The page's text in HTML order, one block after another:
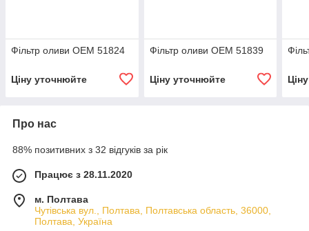
Фільтр оливи OEM 51824
Ціну уточнюйте
Фільтр оливи OEM 51839
Ціну уточнюйте
Про нас
88% позитивних з 32 відгуків за рік
Працює з 28.11.2020
м. Полтава
Чутівська вул., Полтава, Полтавська область, 36000,
Полтава, Україна